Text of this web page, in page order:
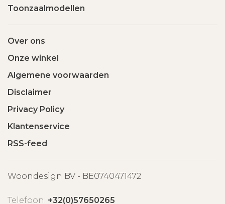
Toonzaalmodellen
Over ons
Onze winkel
Algemene voorwaarden
Disclaimer
Privacy Policy
Klantenservice
RSS-feed
Woondesign BV - BE0740471472
Telefoon: +32(0)57650265